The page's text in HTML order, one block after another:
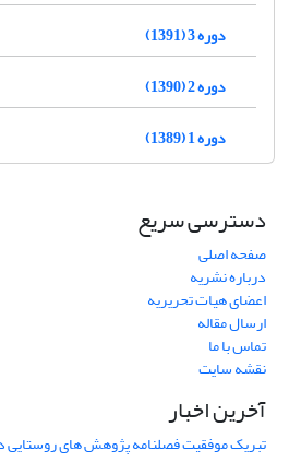
دوره 3 (1391)
دوره 2 (1390)
دوره 1 (1389)
دسترسی سریع
صفحه اصلی
درباره نشریه
اعضای هیات تحریریه
ارسال مقاله
تماس با ما
نقشه سایت
آخرین اخبار
تبریک موفقیت فصلنامه پژوهش های روستایی